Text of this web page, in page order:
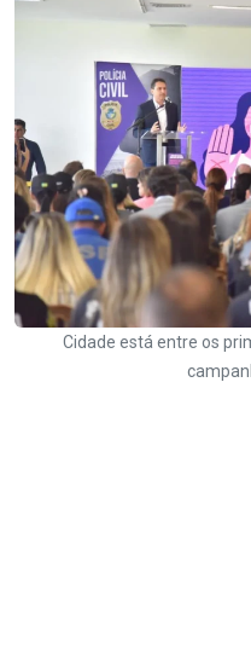
Cidade está entre os